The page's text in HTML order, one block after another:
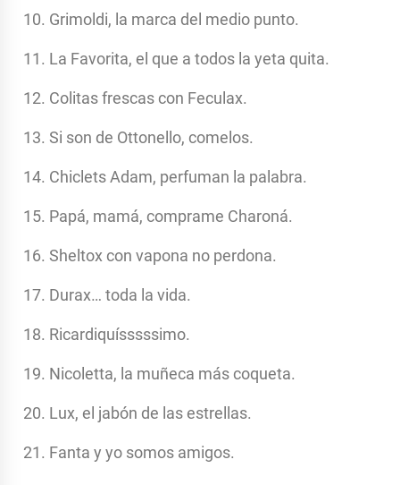
Grimoldi, la marca del medio punto.
La Favorita, el que a todos la yeta quita.
Colitas frescas con Feculax.
Si son de Ottonello, comelos.
Chiclets Adam, perfuman la palabra.
Papá, mamá, comprame Charoná.
Sheltox con vapona no perdona.
Durax… toda la vida.
Ricardiquísssssimo.
Nicoletta, la muñeca más coqueta.
Lux, el jabón de las estrellas.
Fanta y yo somos amigos.